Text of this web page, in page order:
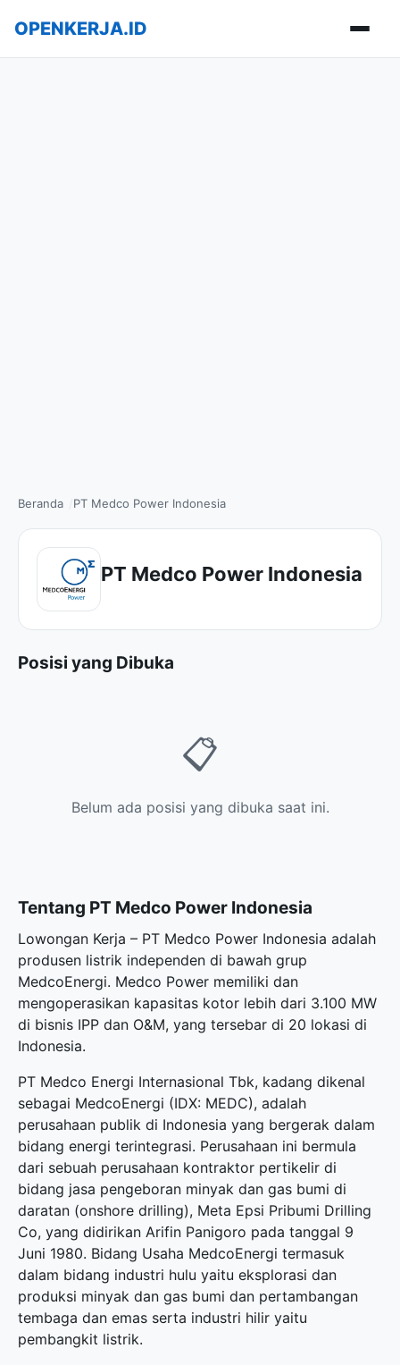
OPENKERJA.ID
Beranda PT Medco Power Indonesia
PT Medco Power Indonesia
Posisi yang Dibuka
📋
Belum ada posisi yang dibuka saat ini.
Tentang PT Medco Power Indonesia
Lowongan Kerja – PT Medco Power Indonesia adalah
produsen listrik independen di bawah grup
MedcoEnergi. Medco Power memiliki dan
mengoperasikan kapasitas kotor lebih dari 3.100 MW
di bisnis IPP dan O&M, yang tersebar di 20 lokasi di
Indonesia.
PT Medco Energi Internasional Tbk, kadang dikenal
sebagai MedcoEnergi (IDX: MEDC), adalah
perusahaan publik di Indonesia yang bergerak dalam
bidang energi terintegrasi. Perusahaan ini bermula
dari sebuah perusahaan kontraktor pertikelir di
bidang jasa pengeboran minyak dan gas bumi di
daratan (onshore drilling), Meta Epsi Pribumi Drilling
Co, yang didirikan Arifin Panigoro pada tanggal 9
Juni 1980. Bidang Usaha MedcoEnergi termasuk
dalam bidang industri hulu yaitu eksplorasi dan
produksi minyak dan gas bumi dan pertambangan
tembaga dan emas serta industri hilir yaitu
pembangkit listrik.